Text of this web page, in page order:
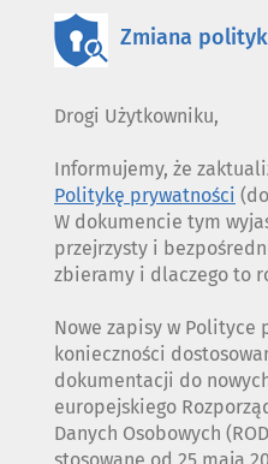
Zmiana
Drogi Użytkowniku,
Informujemy, że
Politykę prywatności
W dokumencie tym
przejrzysty i
zbieramy i dlaczego to
Nowe zapisy w Polityce
konieczności
dokumentacji do
europejskiego
Danych Osobowych